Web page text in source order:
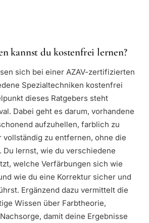
kannst du kostenfrei lernen?
sich bei einer AZAV-zertifizierten
Spezialtechniken kostenfrei
dieses Ratgebers steht
Dabei geht es darum, vorhandene
aufzuhellen, farblich zu
vollständig zu entfernen, ohne die
Du lernst, wie du verschiedene
welche Verfärbungen sich wie
wie du eine Korrektur sicher und
Ergänzend dazu vermittelt die
Wissen über Farbtheorie,
damit deine Ergebnisse